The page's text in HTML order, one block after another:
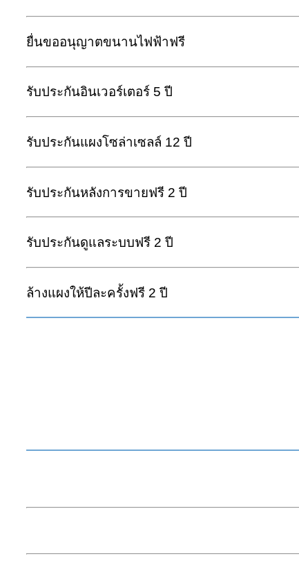
ยื่นขออนุญาตขนานไฟฟ้าฟรี
รับประกันอินเวอร์เตอร์ 5 ปี
รับประกันแผงโซล่าเซลล์ 12 ปี
รับประกันหลังการขายฟรี 2 ปี
รับประกันดูแลระบบฟรี 2 ปี
ล้างแผงให้ปีละครั้งฟรี 2 ปี